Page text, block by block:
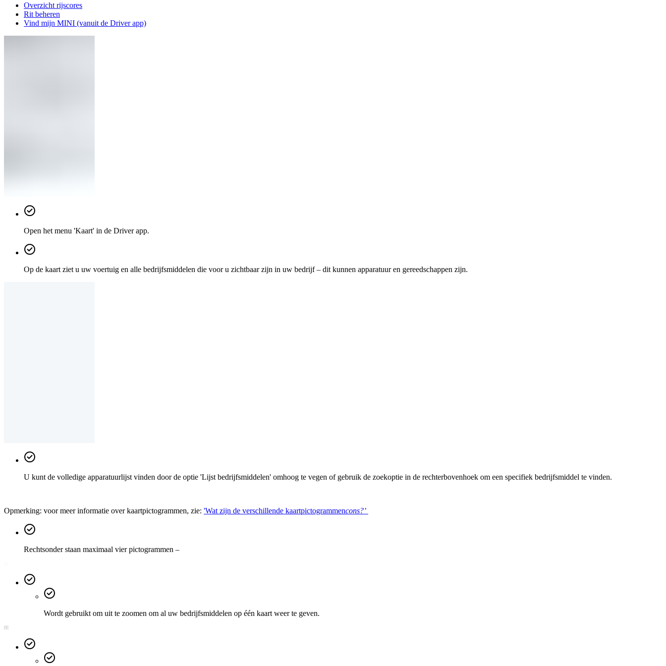
Overzicht rijscores
Rit beheren
Vind mijn MINI (vanuit de Driver app)
Open het menu 'Kaart' in de Driver app.
Op de kaart ziet u uw voertuig en alle bedrijfsmiddelen die voor u zichtbaar zijn in uw bedrijf – dit kunnen apparatuur en gereedschappen zijn.
U kunt de volledige apparatuurlijst vinden door de optie 'Lijst bedrijfsmiddelen' omhoog te vegen of gebruik de zoekoptie in de rechterbovenhoek om een specifiek bedrijfsmiddel te vinden.
Opmerking: voor meer informatie over kaartpictogrammen, zie: 'Wat zijn de verschillende kaartpictogrammencons?’
Rechtsonder staan maximaal vier pictogrammen –
Wordt gebruikt om uit te zoomen om al uw bedrijfsmiddelen op één kaart weer te geven.